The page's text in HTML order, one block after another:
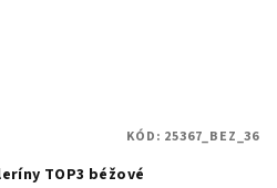
TOP3 béžové
KÓD: 25367_BEZ_36